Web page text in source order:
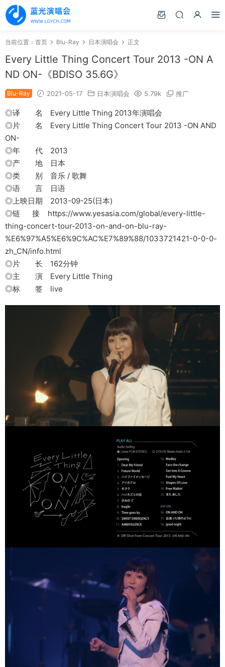
当前位置： 首页 Blu-Ray 日本演唱会 正文
Every Little Thing Concert Tour 2013 -ON A
ND ON-《BDISO 35.6G》
Blu-Ray 2021-05-17 日本演唱会 5.79k 推广
◎译 名 Every Little Thing 2013年演唱会
◎片 名 Every Little Thing Concert Tour 2013 -ON AND
ON-
◎年 代 2013
◎产 地 日本
◎类 别 音乐 / 歌舞
◎语 言 日语
◎上映日期 2013-09-25(日本)
◎链 接 https://www.yesasia.com/global/every-little-
thing-concert-tour-2013-on-and-on-blu-ray-
%E6%97%A5%E6%9C%AC%E7%89%88/1033721421-0-0-0-
zh_CN/info.html
◎片 长 162分钟
◎主 演 Every Little Thing
◎标 签 live